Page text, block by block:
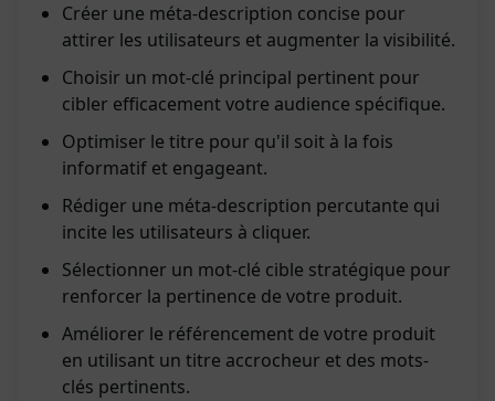
Créer une méta-description concise pour
attirer les utilisateurs et augmenter la visibilité.
Choisir un mot-clé principal pertinent pour
cibler efficacement votre audience spécifique.
Optimiser le titre pour qu'il soit à la fois
informatif et engageant.
Rédiger une méta-description percutante qui
incite les utilisateurs à cliquer.
Sélectionner un mot-clé cible stratégique pour
renforcer la pertinence de votre produit.
Améliorer le référencement de votre produit
en utilisant un titre accrocheur et des mots-
clés pertinents.